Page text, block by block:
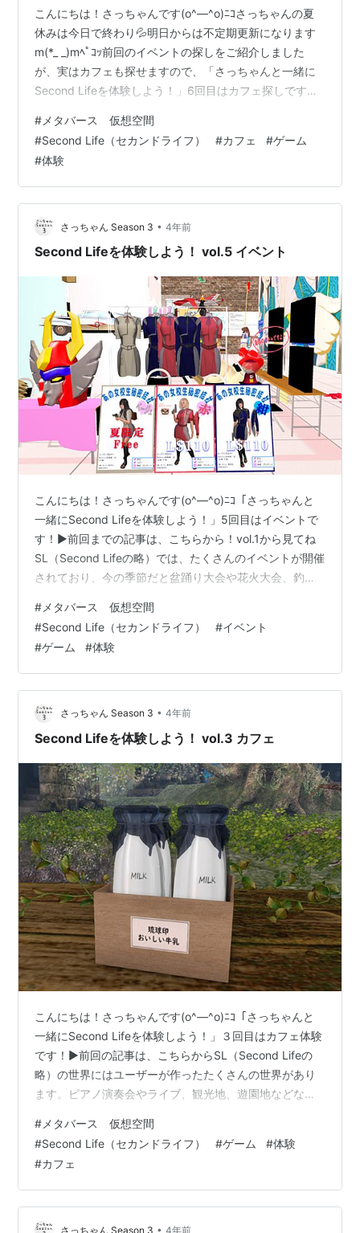
こんにちは！さっちゃんです(o^―^o)ﾆｺさっちゃんの夏
休みは今日で終わり💦明日からは不定期更新になります
m(*_ _)mﾍﾟｺｯ前回のイベントの探しをご紹介しました
が、実はカフェも探せますので、「さっちゃんと一緒に
Second Lifeを体験しよう！」6回目はカフェ探しです！
▼SL（Second Lifeの略）内の営業中のカフェは以下のサ
イトで探せます！セカンドライフの日本人運営施設をリ
アルタイムに掲載「すりんく」 看板が載っているお店が
現在営業中の施設で、看板をクリックすると詳細が見れ
ます！ まずは、右に初心者歓迎と書いてあるお店へ行…
# メタバース 仮想空間
#Second Life（セカンドライフ） #カフェ #ゲーム
#体験
さっちゃん Season 3 • 4年前
Second Lifeを体験しよう！ vol.5 イベント
こんにちは！さっちゃんです(o^―^o)ﾆｺ「さっちゃんと
一緒にSecond Lifeを体験しよう！」5回目はイベントで
す！▶前回までの記事は、こちらから！vol.1から見てね
SL（Second Lifeの略）では、たくさんのイベントが開催
されており、今の季節だと盆踊り大会や花火大会、釣り
紹介(⌒∇⌒) さちゃんのここ数日のイベント参加は、こち
らのコミックマーケット100のまねごとに行って うぉぉ
ぉ～これは、旬なあの！！と言いながら制服を買ったり
(〃艸〃) お知り合いのカフェのオープン記念パーティに
行ったり パートナー様が月一定例でDJするこ…
# メタバース 仮想空間
#Second Life（セカンドライフ） #イベント
#ゲーム #体験
さっちゃん Season 3 • 4年前
Second Lifeを体験しよう！ vol.3 カフェ
こんにちは！さっちゃんです(o^―^o)ﾆｺ「さっちゃんと
一緒にSecond Lifeを体験しよう！」３回目はカフェ体験
です！▶前回の記事は、こちらからSL（Second Lifeの
略）の世界にはユーザーが作ったたくさんの世界があり
ます。ピアノ演奏会やライブ、観光地、遊園地などなど
ケーションできますので早速体験してみましょう！①▼
ここをクリックして、さっちゃんカフェへＧＯ！Second
Life Maps | Sabra 上記のページが開いたら「visit this
location」をクリック、そして「Teleport」をクリック
で、カフェに…
# メタバース 仮想空間
#Second Life（セカンドライフ） #ゲーム #体験
#カフェ
さっちゃん Season 3 • 4年前